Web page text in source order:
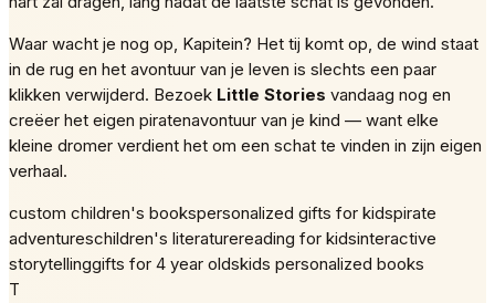
Waar wacht je nog op, Kapitein? Het tij komt op, de wind staat
in de rug en het avontuur van je leven is slechts een paar
klikken verwijderd. Bezoek Little Stories vandaag nog en
creëer het eigen piratenavontuur van je kind — want elke
kleine dromer verdient het om een schat te vinden in zijn eigen
verhaal.
custom children's bookspersonalized gifts for kidspirate
adventureschildren's literaturereading for kidsinteractive
storytellinggifts for 4 year oldskids personalized books
T